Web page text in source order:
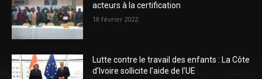
acteurs à la certification
18 février 2022
Lutte contre le travail des enfants : La Côte
d’Ivoire sollicite l’aide de l’UE